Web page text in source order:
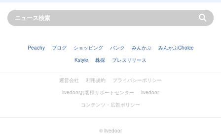
Peachy ブログ ショッピング バンク みんかぶ
みんかぶChoice
Kstyle
株探 プレスリリース
運営会社 利用規約
プライバシーポリシー
livedoorお客様サポートセンター
livedoor
コンテンツ・広告ポリシー
© livedoor